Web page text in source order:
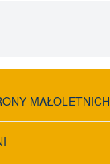
MAŁOLETNICH